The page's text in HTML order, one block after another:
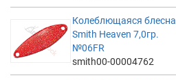
Колеблющаяся блесна
Smith Heaven 7,0гр.
№06FR
smith00-00004762